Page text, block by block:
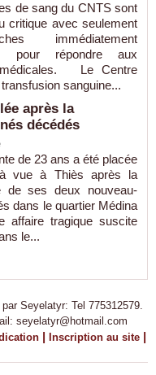
de sang du CNTS sont
critique avec seulement
immédiatement
pour répondre aux
médicales. Le Centre
sanguine...
après la
décédés
de 23 ans a été placée
vue à Thiès après la
de ses deux nouveau-
dans le quartier Médina
tragique suscite
le...
Seyelatyr: Tel 775312579.
seyelatyr@hotmail.com
| Inscription au site |